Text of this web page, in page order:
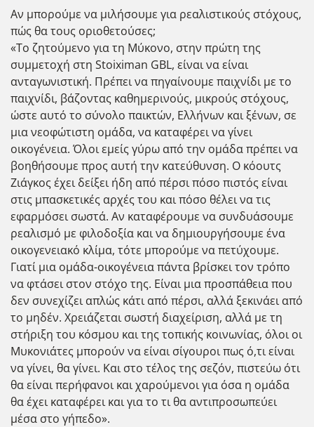
Αν μπορούμε να μιλήσουμε για ρεαλιστικούς στόχους,
πώς θα τους οριοθετούσες;
«Το ζητούμενο για τη Μύκονο, στην πρώτη της
συμμετοχή στη Stoiximan GBL, είναι να είναι
ανταγωνιστική. Πρέπει να πηγαίνουμε παιχνίδι με το
παιχνίδι, βάζοντας καθημερινούς, μικρούς στόχους,
ώστε αυτό το σύνολο παικτών, Ελλήνων και ξένων, σε
μια νεοφώτιστη ομάδα, να καταφέρει να γίνει
οικογένεια. Όλοι εμείς γύρω από την ομάδα πρέπει να
βοηθήσουμε προς αυτή την κατεύθυνση. Ο κόουτς
Ζιάγκος έχει δείξει ήδη από πέρσι πόσο πιστός είναι
στις μπασκετικές αρχές του και πόσο θέλει να τις
εφαρμόσει σωστά. Αν καταφέρουμε να συνδυάσουμε
ρεαλισμό με φιλοδοξία και να δημιουργήσουμε ένα
οικογενειακό κλίμα, τότε μπορούμε να πετύχουμε.
Γιατί μια ομάδα-οικογένεια πάντα βρίσκει τον τρόπο
να φτάσει στον στόχο της. Είναι μια προσπάθεια που
δεν συνεχίζει απλώς κάτι από πέρσι, αλλά ξεκινάει από
το μηδέν. Χρειάζεται σωστή διαχείριση, αλλά με τη
στήριξη του κόσμου και της τοπικής κοινωνίας, όλοι οι
Μυκονιάτες μπορούν να είναι σίγουροι πως ό,τι είναι
να γίνει, θα γίνει. Και στο τέλος της σεζόν, πιστεύω ότι
θα είναι περήφανοι και χαρούμενοι για όσα η ομάδα
θα έχει καταφέρει και για το τι θα αντιπροσωπεύει
μέσα στο γήπεδο».